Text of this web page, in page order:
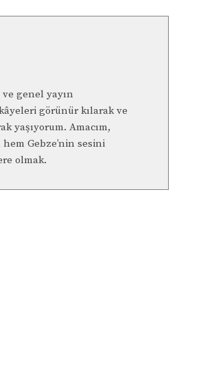
genel yayın
görünür kılarak ve
yaşıyorum. Amacım,
Gebze’nin sesini
olmak.